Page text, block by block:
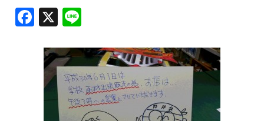
F
e
b
o
X